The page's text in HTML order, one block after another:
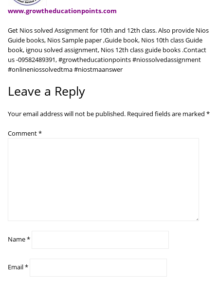
www.growtheducationpoints.com
Get Nios solved Assignment for 10th and 12th class. Also provide Nios
Guide books, Nios Sample paper ,Guide book, Nios 10th class Guide
book, ignou solved assignment, Nios 12th class guide books .Contact
us -09582489391, #growtheducationpoints #niossolvedassignment
#onlineniossolvedtma #niostmaanswer
Leave a Reply
Your email address will not be published. Required fields are marked *
Comment*
Name*
Email*